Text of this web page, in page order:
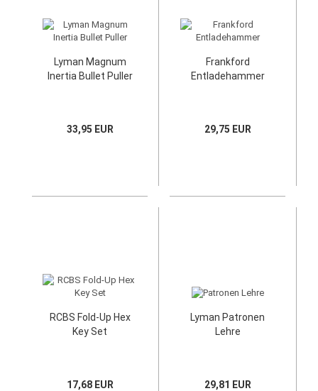
Lyman Magnum
Inertia Bullet Puller
33,95 EUR
Frankford
Entladehammer
29,75 EUR
RCBS Fold-Up Hex
Key Set
17,68 EUR
Lyman Patronen
Lehre
29,81 EUR